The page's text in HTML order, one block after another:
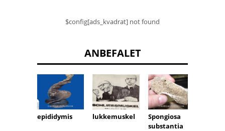
$config[ads_kvadrat] not found
ANBEFALET
epididymis lukkemuskel
Spongiosa
substantia